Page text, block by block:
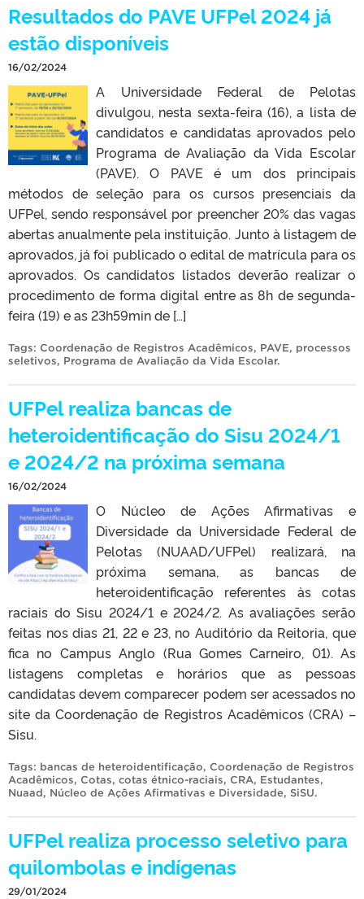
Resultados do PAVE UFPel 2024 já
estão disponíveis
16/02/2024
A Universidade Federal de Pelotas
divulgou, nesta sexta-feira (16), a lista de
candidatos e candidatas aprovados pelo
Programa de Avaliação da Vida Escolar
(PAVE). O PAVE é um dos principais
métodos de seleção para os cursos presenciais da
UFPel, sendo responsável por preencher 20% das vagas
abertas anualmente pela instituição. Junto à listagem de
aprovados, já foi publicado o edital de matrícula para os
aprovados. Os candidatos listados deverão realizar o
procedimento de forma digital entre as 8h de segunda-
feira (19) e as 23h59min de […]
Tags: Coordenação de Registros Acadêmicos, PAVE, processos
seletivos, Programa de Avaliação da Vida Escolar.
UFPel realiza bancas de
heteroidentificação do Sisu 2024/1
e 2024/2 na próxima semana
16/02/2024
O Núcleo de Ações Afirmativas e
Diversidade da Universidade Federal de
Pelotas (NUAAD/UFPel) realizará, na
próxima semana, as bancas de
heteroidentificação referentes às cotas
raciais do Sisu 2024/1 e 2024/2. As avaliações serão
feitas nos dias 21, 22 e 23, no Auditório da Reitoria, que
fica no Campus Anglo (Rua Gomes Carneiro, 01). As
listagens completas e horários que as pessoas
candidatas devem comparecer podem ser acessados no
site da Coordenação de Registros Acadêmicos (CRA) –
Sisu.
Tags: bancas de heteroidentificação, Coordenação de Registros
Acadêmicos, Cotas, cotas étnico-raciais, CRA, Estudantes,
Nuaad, Núcleo de Ações Afirmativas e Diversidade, SiSU.
UFPel realiza processo seletivo para
quilombolas e indígenas
29/01/2024